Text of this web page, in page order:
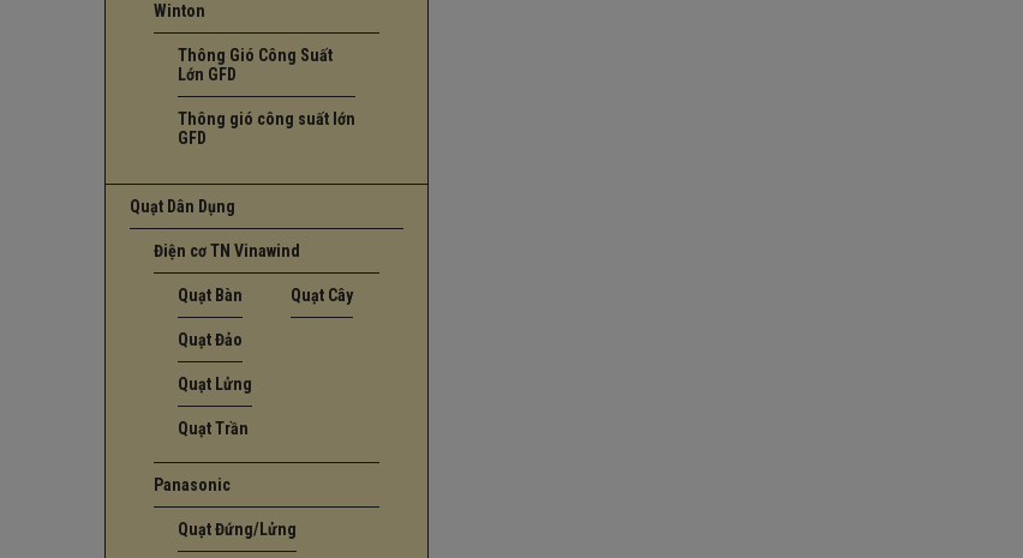
Winton
Thông Gió Công Suất
Lớn GFD
Thông gió công suất lớn
GFD
Quạt Dân Dụng
Điện cơ TN Vinawind
Quạt Bàn Quạt Cây
Quạt Đảo
Quạt Lửng
Quạt Trần
Panasonic
Quạt Đứng/Lửng